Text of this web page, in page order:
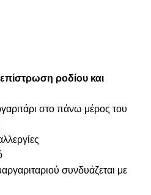
ροδίου και
στο πάνω μέρος του
συνδυάζεται με